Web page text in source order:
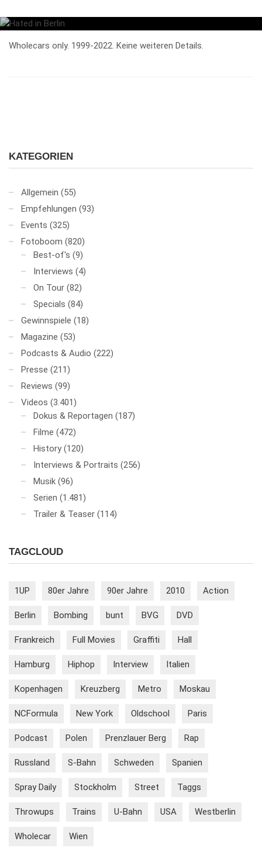
Wholecars only. 1999-2022. Keine weiteren Details.
KATEGORIEN
Allgemein (55)
Empfehlungen (93)
Events (325)
Fotoboom (820)
Best-of's (9)
Interviews (4)
On Tour (82)
Specials (84)
Gewinnspiele (18)
Magazine (53)
Podcasts & Audio (222)
Presse (211)
Reviews (99)
Videos (3.401)
Dokus & Reportagen (187)
Filme (472)
History (120)
Interviews & Portraits (256)
Musik (96)
Serien (1.481)
Trailer & Teaser (114)
TAGCLOUD
1UP 80er Jahre 90er Jahre 2010 Action
Berlin Bombing bunt BVG DVD
Frankreich Full Movies Graffiti Hall
Hamburg Hiphop Interview Italien
Kopenhagen Kreuzberg Metro Moskau
NCFormula New York Oldschool Paris
Podcast Polen Prenzlauer Berg Rap
Russland S-Bahn Schweden Spanien
Spray Daily Stockholm Street Taggs
Throwups Trains U-Bahn USA Westberlin
Wholecar Wien